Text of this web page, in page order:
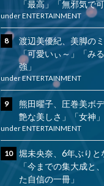
「最高」「無邪気で
underENTERTAINMENT
渡辺美優紀、美脚の
「可愛いぃ～」「み
強」
underENTERTAINMENT
熊田曜子、圧巻美ボ
艶な美しさ」「女神」
underENTERTAINMENT
堀未央奈、6年ぶりと
「今までの集大成と
た自信の一冊」